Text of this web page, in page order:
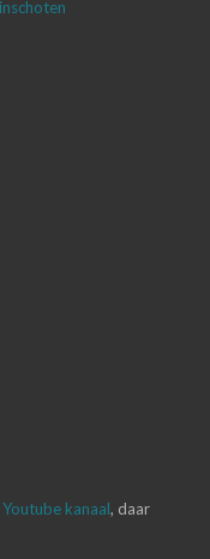
Youtube kanaal, daar